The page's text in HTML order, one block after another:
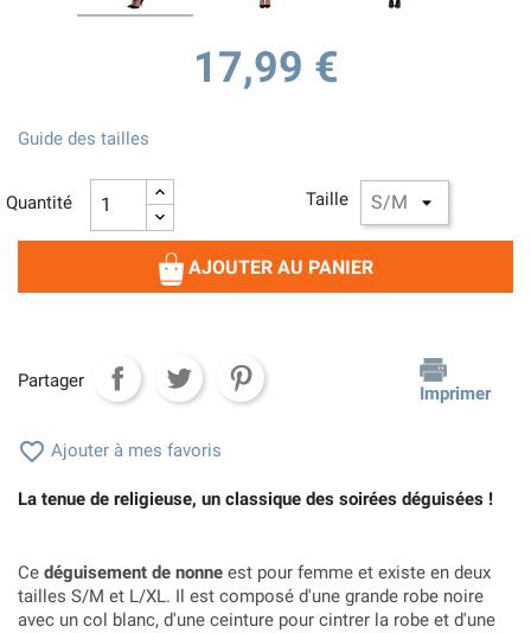
17,99 €
Taille
Guide des tailles
Quantité
AJOUTER AU PANIER
Partager
Imprimer
 Ajouter à mes favoris
La tenue de religieuse, un classique des soirées déguisées !
Ce déguisement de nonne est pour femme et existe en deux
tailles S/M et L/XL. Il est composé d'une grande robe noire
avec un col blanc, d'une ceinture pour cintrer la robe et d'une